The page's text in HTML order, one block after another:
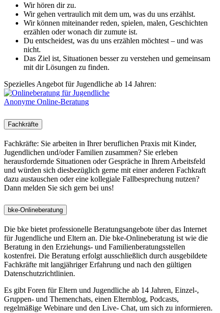
Wir hören dir zu.
Wir gehen vertraulich mit dem um, was du uns erzählst.
Wir können miteinander reden, spielen, malen, Geschichten
erzählen oder wonach dir zumute ist.
Du entscheidest, was du uns erzählen möchtest – und was
nicht.
Das Ziel ist, Situationen besser zu verstehen und gemeinsam
mit dir Lösungen zu finden.
Spezielles Angebot für Jugendliche ab 14 Jahren:
Anonyme Online-Beratung
Fachkräfte
Fachkräfte: Sie arbeiten in Ihrer beruflichen Praxis mit Kinder,
Jugendlichen und/oder Familien zusammen? Sie erleben
herausfordernde Situationen oder Gespräche in Ihrem Arbeitsfeld
und würden sich diesbezüglich gerne mit einer anderen Fachkraft
dazu austauschen oder eine kollegiale Fallbesprechung nutzen?
Dann melden Sie sich gern bei uns!
bke-Onlineberatung
Die bke bietet professionelle Beratungsangebote über das Internet
für Jugendliche und Eltern an. Die bke-Onlineberatung ist wie die
Beratung in den Erziehungs- und Familienberatungsstellen
kostenfrei. Die Beratung erfolgt ausschließlich durch ausgebildete
Fachkräfte mit langjähriger Erfahrung und nach den gültigen
Datenschutzrichtlinien.
Es gibt Foren für Eltern und Jugendliche ab 14 Jahren, Einzel-,
Gruppen- und Themenchats, einen Elternblog, Podcasts,
regelmäßige Webinare und den Live- Chat, um sich zu informieren.